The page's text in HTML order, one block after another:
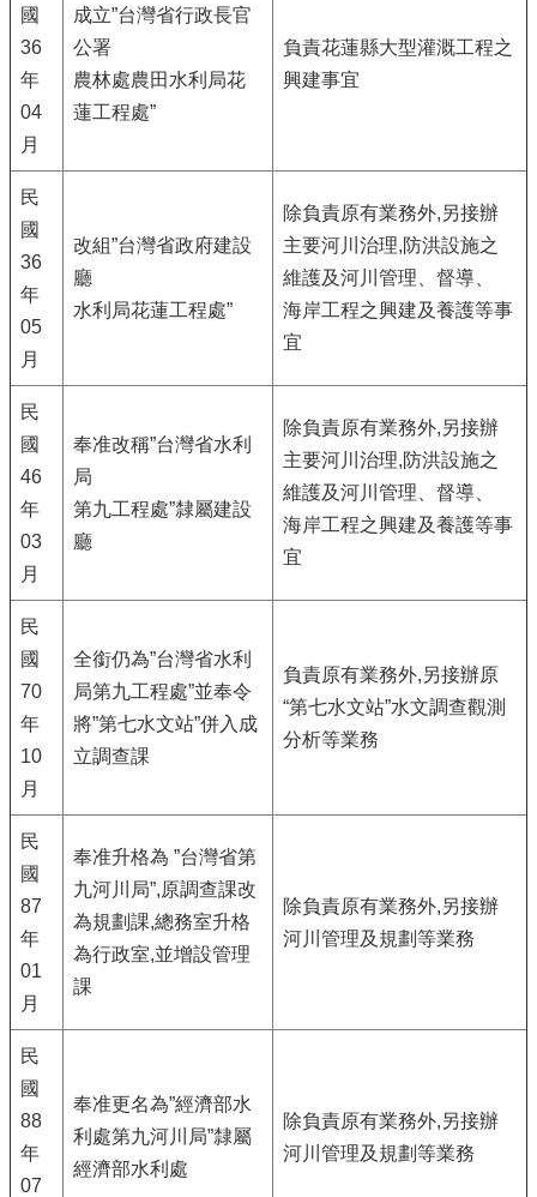
國
36
年
04
月
成立”台灣省行政長官
公署
農林處農田水利局花
蓮工程處”
負責花蓮縣大型灌溉工程之
興建事宜
民
國
36
年
05
月
改組”台灣省政府建設
廳
水利局花蓮工程處”
除負責原有業務外,另接辦
主要河川治理,防洪設施之
維護及河川管理、督導、
海岸工程之興建及養護等事
宜
民
國
46
年
03
月
奉准改稱”台灣省水利
局
第九工程處”隸屬建設
廳
除負責原有業務外,另接辦
主要河川治理,防洪設施之
維護及河川管理、督導、
海岸工程之興建及養護等事
宜
民
國
70
年
10
月
全銜仍為”台灣省水利
局第九工程處”並奉令
將”第七水文站”併入成
立調查課
負責原有業務外,另接辦原
“第七水文站”水文調查觀測
分析等業務
民
國
87
年
01
月
奉准升格為 ”台灣省第
九河川局”,原調查課改
為規劃課,總務室升格
為行政室,並增設管理
課
除負責原有業務外,另接辦
河川管理及規劃等業務
民
國
88
年
07
奉准更名為”經濟部水
利處第九河川局”隸屬
經濟部水利處
除負責原有業務外,另接辦
河川管理及規劃等業務